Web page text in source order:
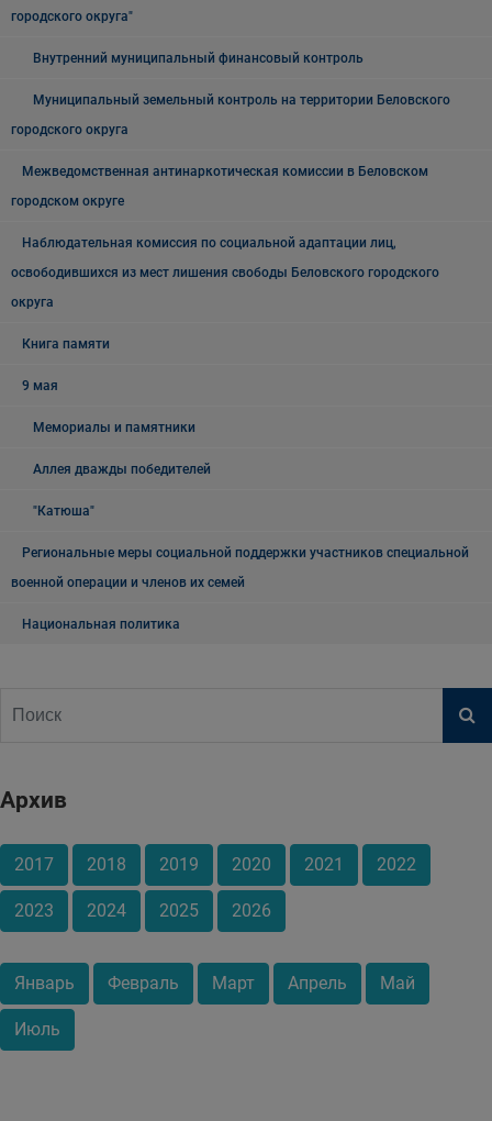
городского округа"
Внутренний муниципальный финансовый контроль
Муниципальный земельный контроль на территории Беловского
городского округа
Межведомственная антинаркотическая комиссии в Беловском
городском округе
Наблюдательная комиссия по социальной адаптации лиц,
освободившихся из мест лишения свободы Беловского городского
округа
Книга памяти
9 мая
Мемориалы и памятники
Аллея дважды победителей
"Катюша"
Региональные меры социальной поддержки участников специальной
военной операции и членов их семей
Национальная политика
Архив
2017 2018 2019 2020 2021 2022
2023 2024 2025 2026
Январь Февраль Март Апрель Май
Июль